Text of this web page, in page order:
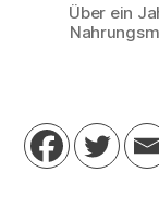
Über ein